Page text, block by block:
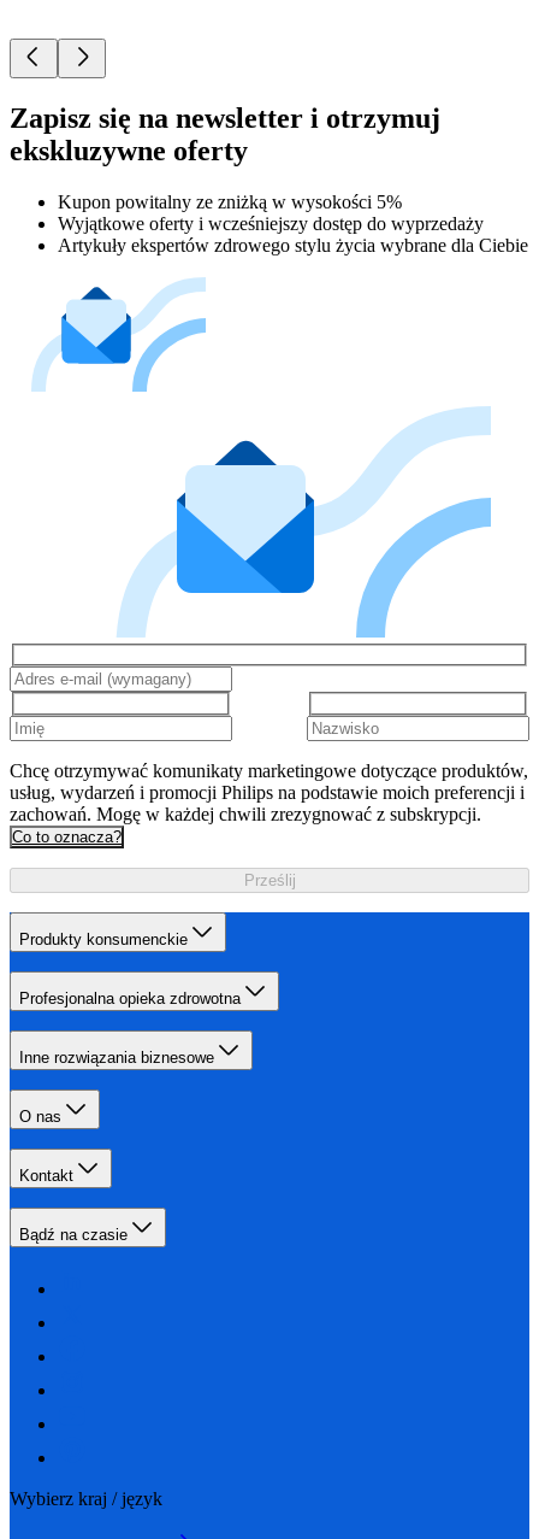
Zapisz się na newsletter i otrzymuj
ekskluzywne oferty
Kupon powitalny ze zniżką w wysokości 5%
Wyjątkowe oferty i wcześniejszy dostęp do wyprzedaży
Artykuły ekspertów zdrowego stylu życia wybrane dla Ciebie
Chcę otrzymywać komunikaty marketingowe dotyczące produktów,
usług, wydarzeń i promocji Philips na podstawie moich preferencji i
zachowań. Mogę w każdej chwili zrezygnować z subskrypcji.
Co to oznacza?
Prześlij
Produkty konsumenckie
Profesjonalna opieka zdrowotna
Inne rozwiązania biznesowe
O nas
Kontakt
Bądź na czasie
Wybierz kraj / język